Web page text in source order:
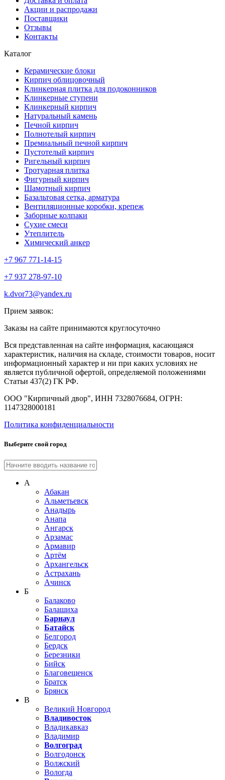
Акции и распродажи
Поставщики
Отзывы
Контакты
Каталог
Керамические блоки
Кирпич облицовочный
Клинкерная плитка для подоконников
Клинкерные ступени
Клинкерный кирпич
Натуральный камень
Печной кирпич
Полнотелый кирпич
Премиальный печной кирпич
Пустотелый кирпич
Ригельный кирпич
Тротуарная плитка
Фигурный кирпич
Шамотный кирпич
Базальтовая сетка, арматура
Вентиляционные коробки, крепеж
Заборные колпаки
Сухие смеси
Утеплитель
Химический анкер
+7 967 771-14-15
+7 937 278-97-10
k.dvor73@yandex.ru
Прием заявок:
Заказы на сайте принимаются круглосуточно
Вся представленная на сайте информация, касающаяся
характеристик, наличия на складе, стоимости товаров, носит
информационный характер и ни при каких условиях не
является публичной офертой, определяемой положениями
Статьи 437(2) ГК РФ.
ООО "Кирпичный двор", ИНН 7328076684, ОГРН:
1147328000181
Политика конфиденциальности
Выберите свой город
А
Абакан
Альметьевск
Анадырь
Анапа
Ангарск
Арзамас
Армавир
Артём
Архангельск
Астрахань
Ачинск
Б
Балаково
Балашиха
Барнаул
Батайск
Белгород
Бердск
Березники
Бийск
Благовещенск
Братск
Брянск
В
Великий Новгород
Владивосток
Владикавказ
Владимир
Волгоград
Волгодонск
Волжский
Вологда